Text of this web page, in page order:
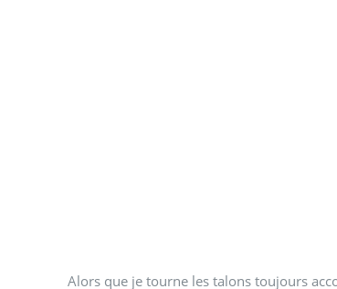
Alors que je tourne les talons toujours